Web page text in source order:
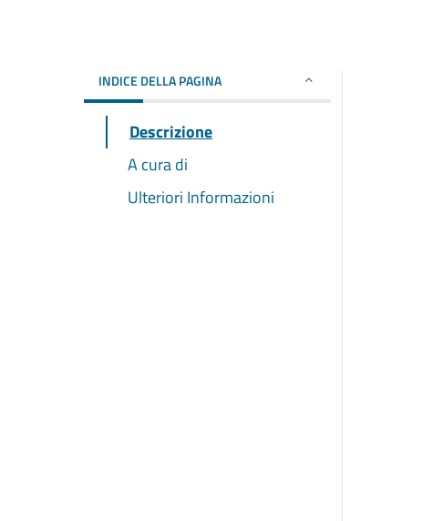
INDICE DELLA PAGINA
Descrizione
A cura di
Ulteriori Informazioni